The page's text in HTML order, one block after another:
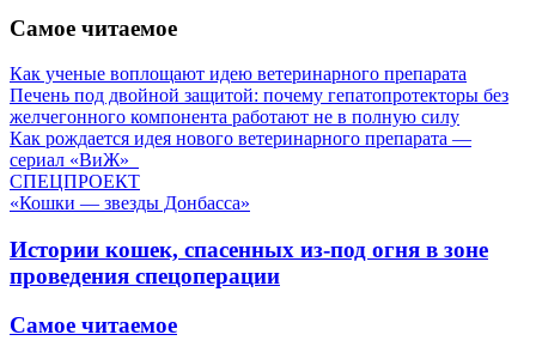
Самое читаемое
Как ученые воплощают идею ветеринарного препарата
Печень под двойной защитой: почему гепатопротекторы без
желчегонного компонента работают не в полную силу
Как рождается идея нового ветеринарного препарата —
сериал «ВиЖ»
СПЕЦПРОЕКТ
«Кошки — звезды Донбасса»
Истории кошек, спасенных из-под огня в зоне
проведения спецоперации
Самое читаемое